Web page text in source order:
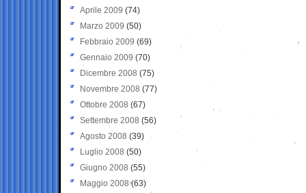
Aprile 2009 (74)
Marzo 2009 (50)
Febbraio 2009 (69)
Gennaio 2009 (70)
Dicembre 2008 (75)
Novembre 2008 (77)
Ottobre 2008 (67)
Settembre 2008 (56)
Agosto 2008 (39)
Luglio 2008 (50)
Giugno 2008 (55)
Maggio 2008(63)